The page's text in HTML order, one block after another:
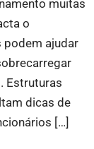
muitas
o
podem ajudar
Estruturas
dicas de
[…]